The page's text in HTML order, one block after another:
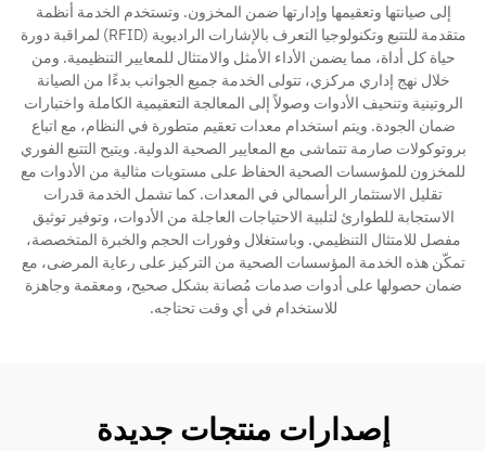
معلومات عنا
اتصل
إلى صيانتها وتعقيمها وإدارتها ضمن المخزون. وتستخدم الخدمة أنظمة
متقدمة للتتبع وتكنولوجيا التعرف بالإشارات الراديوية (RFID) لمراقبة دورة
حياة كل أداة، مما يضمن الأداء الأمثل والامتثال للمعايير التنظيمية. ومن
خلال نهج إداري مركزي، تتولى الخدمة جميع الجوانب بدءًا من الصيانة
الروتينية وتنحيف الأدوات وصولاً إلى المعالجة التعقيمية الكاملة واختبارات
ضمان الجودة. ويتم استخدام معدات تعقيم متطورة في النظام، مع اتباع
بروتوكولات صارمة تتماشى مع المعايير الصحية الدولية. ويتيح التتبع الفوري
للمخزون للمؤسسات الصحية الحفاظ على مستويات مثالية من الأدوات مع
تقليل الاستثمار الرأسمالي في المعدات. كما تشمل الخدمة قدرات
الاستجابة للطوارئ لتلبية الاحتياجات العاجلة من الأدوات، وتوفير توثيق
مفصل للامتثال التنظيمي. وباستغلال وفورات الحجم والخبرة المتخصصة،
تمكّن هذه الخدمة المؤسسات الصحية من التركيز على رعاية المرضى، مع
ضمان حصولها على أدوات صدمات مُصانة بشكل صحيح، ومعقمة وجاهزة
للاستخدام في أي وقت تحتاجه.
إصدارات منتجات جديدة